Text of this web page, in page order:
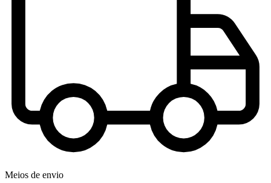
Meios de envio